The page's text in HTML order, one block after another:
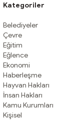
Kategoriler
Belediyeler
Çevre
Eğitim
Eğlence
Ekonomi
Haberleşme
Hayvan Hakları
İnsan Hakları
Kamu Kurumları
Kişisel